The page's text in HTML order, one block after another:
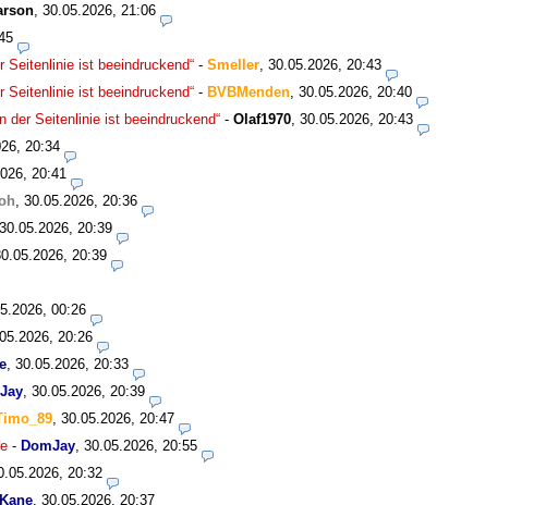
30.05.2026, 21:06
Seitenlinie ist beeindruckend“ - Smeller 30.05.2026, 20:43
Seitenlinie ist beeindruckend“ - BVBMenden 30.05.2026, 20:40
der Seitenlinie ist beeindruckend“ - Olaf1970 30.05.2026, 20:43
20:34
20:41
30.05.2026, 20:36
30.05.2026, 20:39
20:39
00:26
20:26
30.05.2026, 20:33
30.05.2026, 20:39
30.05.2026, 20:47
- DomJay 30.05.2026, 20:55
20:32
30.05.2026, 20:37